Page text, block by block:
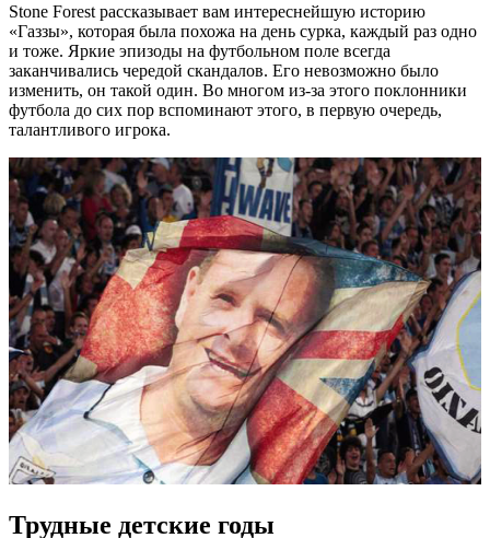
Stone Forest рассказывает вам интереснейшую историю
«Газзы», которая была похожа на день сурка, каждый раз одно
и тоже. Яркие эпизоды на футбольном поле всегда
заканчивались чередой скандалов. Его невозможно было
изменить, он такой один. Во многом из-за этого поклонники
футбола до сих пор вспоминают этого, в первую очередь,
талантливого игрока.
Трудные детские годы